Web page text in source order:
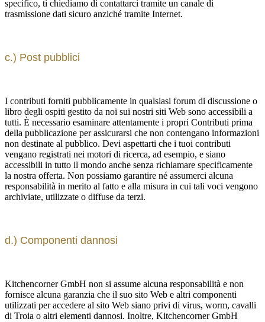
specifico, ti chiediamo di contattarci tramite un canale di
trasmissione dati sicuro anziché tramite Internet.
c.) Post pubblici
I contributi forniti pubblicamente in qualsiasi forum di discussione o
libro degli ospiti gestito da noi sui nostri siti Web sono accessibili a
tutti. È necessario esaminare attentamente i propri Contributi prima
della pubblicazione per assicurarsi che non contengano informazioni
non destinate al pubblico. Devi aspettarti che i tuoi contributi
vengano registrati nei motori di ricerca, ad esempio, e siano
accessibili in tutto il mondo anche senza richiamare specificamente
la nostra offerta. Non possiamo garantire né assumerci alcuna
responsabilità in merito al fatto e alla misura in cui tali voci vengono
archiviate, utilizzate o diffuse da terzi.
d.) Componenti dannosi
Kitchencorner GmbH non si assume alcuna responsabilità e non
fornisce alcuna garanzia che il suo sito Web e altri componenti
utilizzati per accedere al sito Web siano privi di virus, worm, cavalli
di Troia o altri elementi dannosi. Inoltre, Kitchencorner GmbH